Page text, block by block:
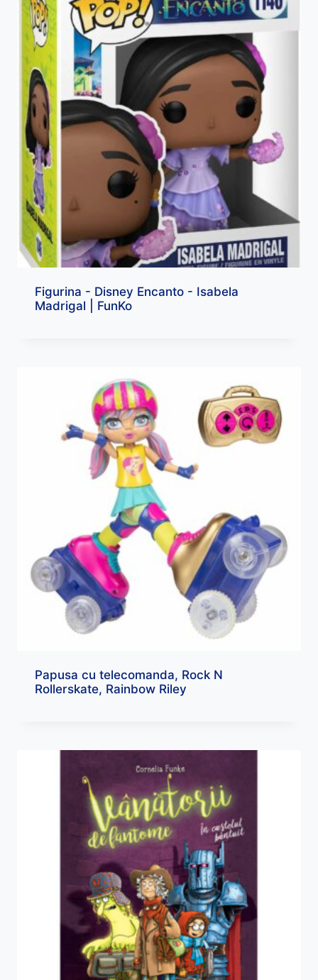
Figurina - Disney Encanto - Isabela
Madrigal | FunKo
Papusa cu telecomanda, Rock N
Rollerskate, Rainbow Riley